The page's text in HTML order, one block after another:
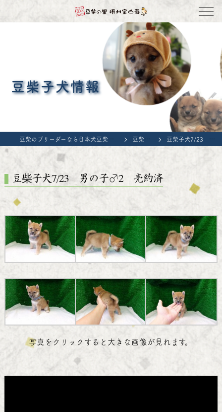
豆柴子犬情報
豆柴のブリーダーなら日本犬豆柴育成普及会 豆柴の里・摂州宝山荘 豆柴子犬情報 豆柴子犬7/23 男の子♂2 売約済
豆柴子犬7/23 男の子♂2 売約済
写真をクリックすると大きな画像が見れます。